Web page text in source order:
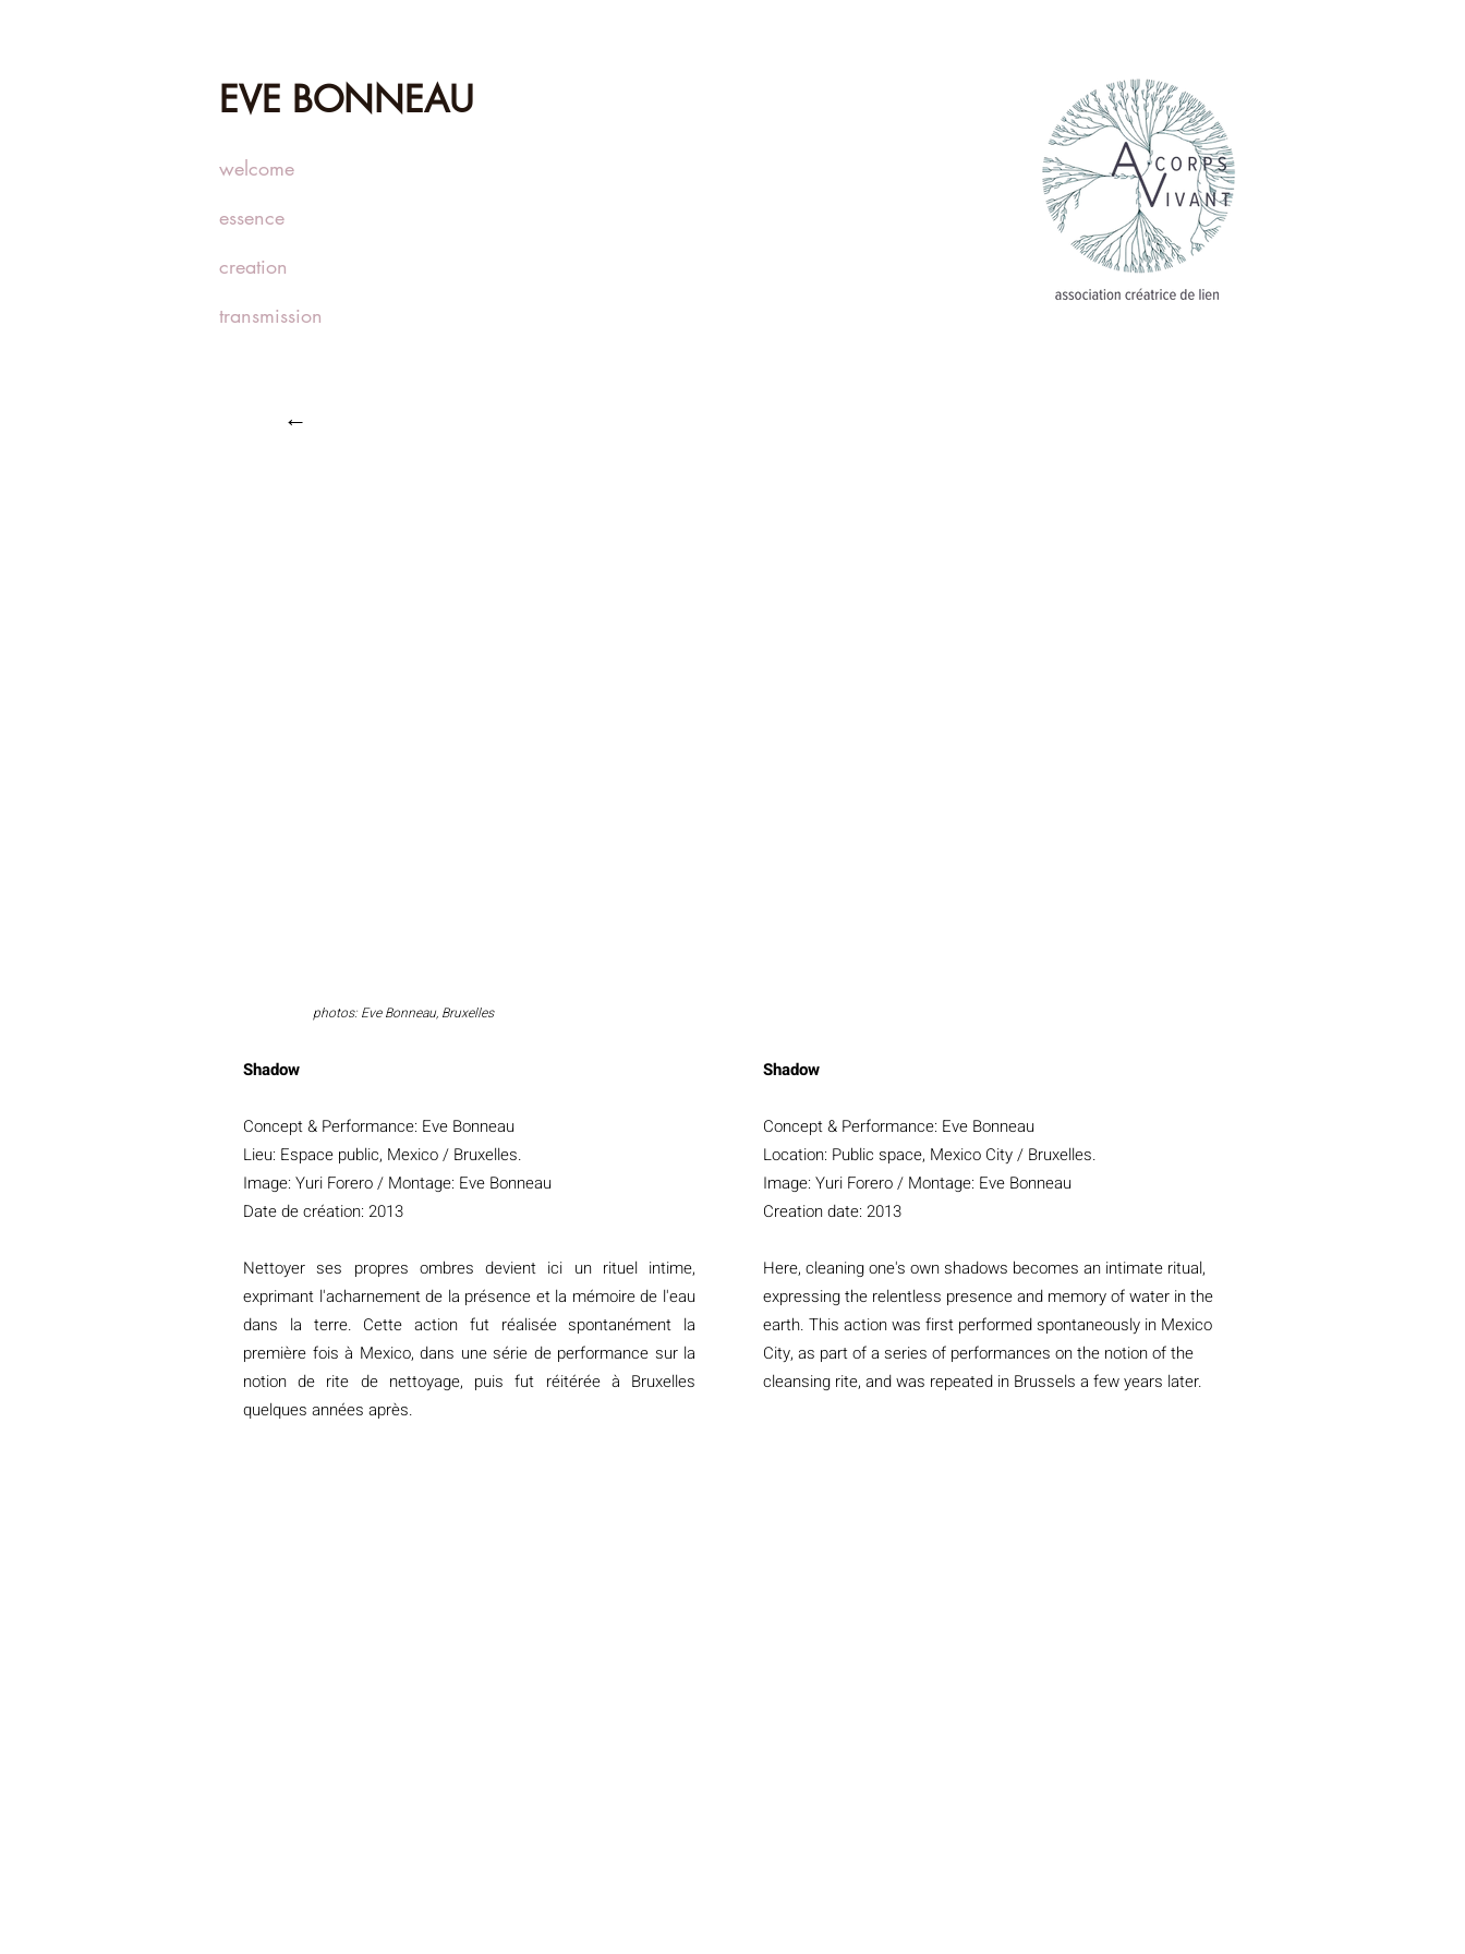
EVE BONNEAU
welcome
essence
creation
transmission
←
photos: Eve Bonneau, Bruxelles
Shadow
Concept & Performance: Eve Bonneau
Lieu: Espace public, Mexico / Bruxelles.
Image: Yuri Forero / Montage: Eve Bonneau
Date de création: 2013
Nettoyer ses propres ombres devient ici un rituel intime,
exprimant l'acharnement de la présence et la mémoire de l'eau
dans la terre. Cette action fut réalisée spontanément la
première fois à Mexico, dans une série de performance sur la
notion de rite de nettoyage, puis fut réitérée à Bruxelles
quelques années après.
Shadow
Concept & Performance: Eve Bonneau
Location: Public space, Mexico City / Bruxelles.
Image: Yuri Forero / Montage: Eve Bonneau
Creation date: 2013
Here, cleaning one's own shadows becomes an intimate ritual,
expressing the relentless presence and memory of water in the
earth. This action was first performed spontaneously in Mexico
City, as part of a series of performances on the notion of the
cleansing rite, and was repeated in Brussels a few years later.